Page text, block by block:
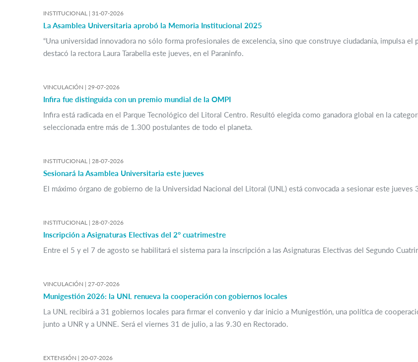
INSTITUCIONAL | 31-07-2026
La Asamblea Universitaria aprobó la Memoria Institucional 2025
“Una universidad innovadora no sólo forma profesionales de excelencia, sino que construye ciudadanía, impulsa
destacó la rectora Laura Tarabella este jueves, en el Paraninfo.
VINCULACIÓN | 29-07-2026
Infira fue distinguida con un premio mundial de la OMPI
Infira está radicada en el Parque Tecnológico del Litoral Centro. Resultó elegida como ganadora global en la
seleccionada entre más de 1.300 postulantes de todo el planeta.
INSTITUCIONAL | 28-07-2026
Sesionará la Asamblea Universitaria este jueves
El máximo órgano de gobierno de la Universidad Nacional del Litoral (UNL) está convocada a sesionar este
INSTITUCIONAL | 28-07-2026
Inscripción a Asignaturas Electivas del 2° cuatrimestre
Entre el 5 y el 7 de agosto se habilitará el sistema para la inscripción a las Asignaturas Electivas del Segundo
VINCULACIÓN | 27-07-2026
Munigestión 2026: la UNL renueva la cooperación con gobiernos locales
La UNL recibirá a 31 gobiernos locales para firmar el convenio y dar inicio a Munigestión, una política de
junto a UNR y a UNNE. Será el viernes 31 de julio, a las 9.30 en Rectorado.
EXTENSIÓN | 20-07-2026